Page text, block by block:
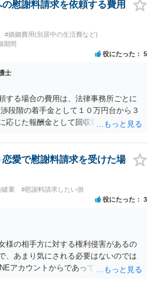
で、やはり結論は変わらないかもしれ
事に強い」とうたっている弁護士に相
。 以上、ご参考まで。
慰謝料請求を依頼する費用
#婚姻費用(別居中の生活費など)
期間
役にたった 5
士
する場合の費用は、法律事務所ごとに
段階の着手金として１０万円台から３
応じた報酬金として回収額の１０％か
が発生することもあります。 もっと
方の住所・勤務先が分かるか、慰謝料
か訴訟まで見込むかによって、費用は
だけの場合、訴訟になった場合、回収
しておくとよいでしょう。 弁護士選び
相応にあるか、費用体系が明確か、見
ないか、質問に具体的に答えてくれる
弁護士直接か事務局員を介するかな
確認するとよいと思います。いずれに
依頼にあたっては、証拠資料、夫と相
所等、夫婦関係への影響、離婚予定の
て相談されることをお勧めいたしま
愛で慰謝料請求を受けた場
破棄 #慰謝料請求したい側
役にたった 3
様の相手方に対する権利侵害があるの
、あまり気にされる必要はないのでは
アカウントからであっても、そこに紐